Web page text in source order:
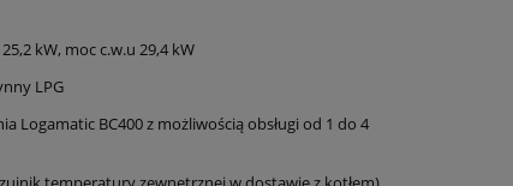
kW, moc c.w.u 29,4 kW
LPG
Logamatic BC400 z możliwością obsługi od 1 do 4